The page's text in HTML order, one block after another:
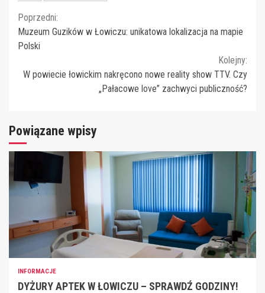
Continue
Reading
Poprzedni:
Muzeum Guzików w Łowiczu: unikatowa lokalizacja na mapie
Polski
Kolejny:
W powiecie łowickim nakręcono nowe reality show TTV. Czy
„Pałacowe love” zachwyci publiczność?
Powiązane wpisy
INFORMACJE
DYŻURY APTEK W ŁOWICZU – SPRAWDŹ GODZINY!